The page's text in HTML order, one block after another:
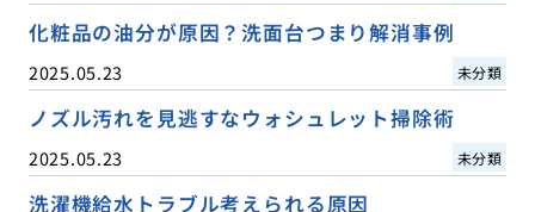
化粧品の油分が原因？洗面台つまり解消事例
2025.05.23 未分類
ノズル汚れを見逃すなウォシュレット掃除術
2025.05.23 未分類
洗濯機給水トラブル考えられる原因